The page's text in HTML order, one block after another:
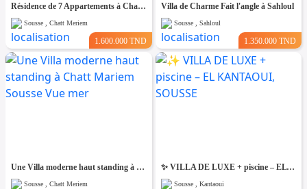
Résidence de 7 Appartements à Chatt Mariem prés de la Mer
Sousse , Chatt Meriem
1.600.000 TND
Villa de Charme Fait l'angle à Sahloul
Sousse , Sahloul
1.350.000 TND
Une Villa moderne haut standing à Chatt Mariem Sousse Vue mer
Sousse , Chatt Meriem
​✨ VILLA DE LUXE + piscine – EL KANTAOUI, SOUSSE
Sousse , Kantaoui